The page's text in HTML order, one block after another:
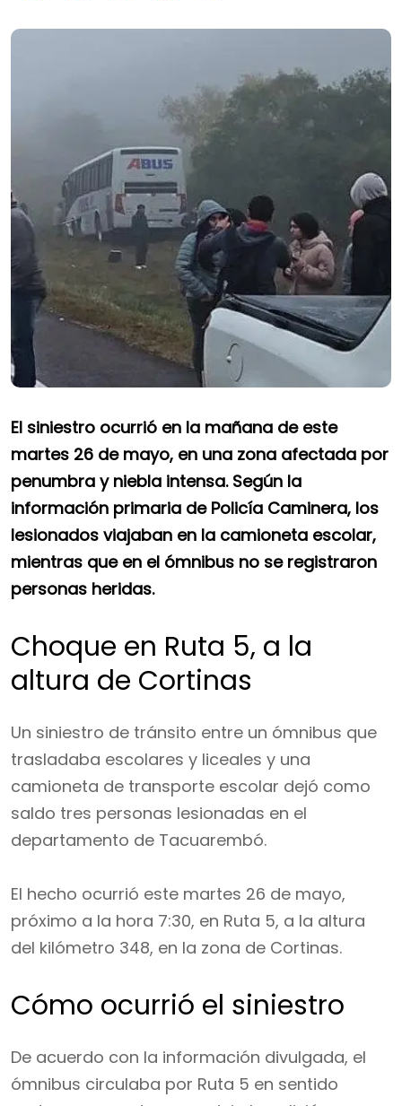
El siniestro ocurrió en la mañana de este
martes 26 de mayo, en una zona afectada por
penumbra y niebla intensa. Según la
información primaria de Policía Caminera, los
lesionados viajaban en la camioneta escolar,
mientras que en el ómnibus no se registraron
personas heridas.
Choque en Ruta 5, a la
altura de Cortinas
Un siniestro de tránsito entre un ómnibus que
trasladaba escolares y liceales y una
camioneta de transporte escolar dejó como
saldo tres personas lesionadas en el
departamento de Tacuarembó.
El hecho ocurrió este martes 26 de mayo,
próximo a la hora 7:30, en Ruta 5, a la altura
del kilómetro 348, en la zona de Cortinas.
Cómo ocurrió el siniestro
De acuerdo con la información divulgada, el
ómnibus circulaba por Ruta 5 en sentido